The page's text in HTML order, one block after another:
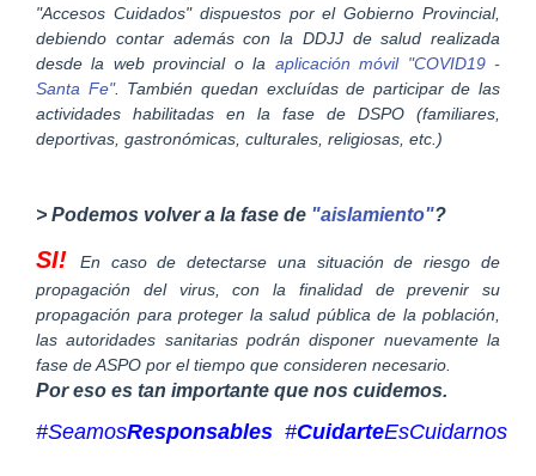
"Accesos Cuidados" dispuestos por el Gobierno Provincial,
debiendo contar además con la DDJJ de salud realizada
desde la web provincial o la aplicación móvil "COVID19 -
Santa Fe". También quedan excluídas de participar de las
actividades habilitadas en la fase de DSPO (familiares,
deportivas, gastronómicas, culturales, religiosas, etc.)
> Podemos volver a la fase de "aislamiento"?
SI!
En caso de detectarse una situación de riesgo de
propagación del virus, con la finalidad de prevenir su
propagación para proteger la salud pública de la población,
las autoridades sanitarias podrán disponer nuevamente la
fase de ASPO por el tiempo que consideren necesario.
Por eso es tan importante que nos cuidemos.
#SeamosResponsables #CuidarteEsCuidarnos